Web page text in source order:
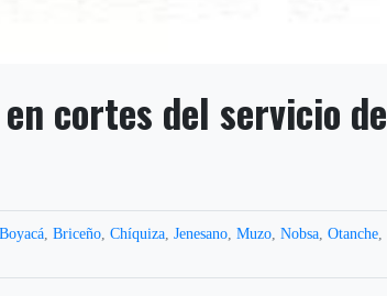
cortes del servicio de
,Briceño ,Chíquiza ,Jenesano ,Muzo ,Nobsa ,Otanche